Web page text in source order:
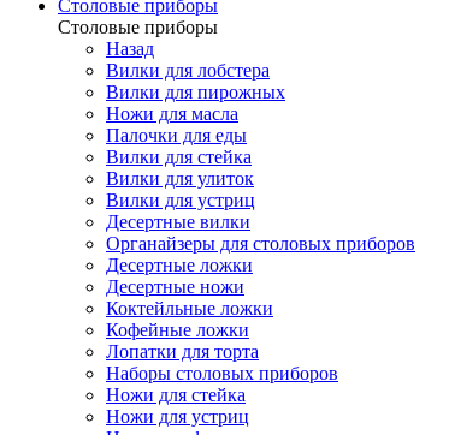
Cтоловые приборы
Cтоловые приборы
Назад
Вилки для лобстера
Вилки для пирожных
Ножи для масла
Палочки для еды
Вилки для стейка
Вилки для улиток
Вилки для устриц
Десертные вилки
Органайзеры для столовых приборов
Десертные ложки
Десертные ножи
Коктейльные ложки
Кофейные ложки
Лопатки для торта
Наборы столовых приборов
Ножи для стейка
Ножи для устриц